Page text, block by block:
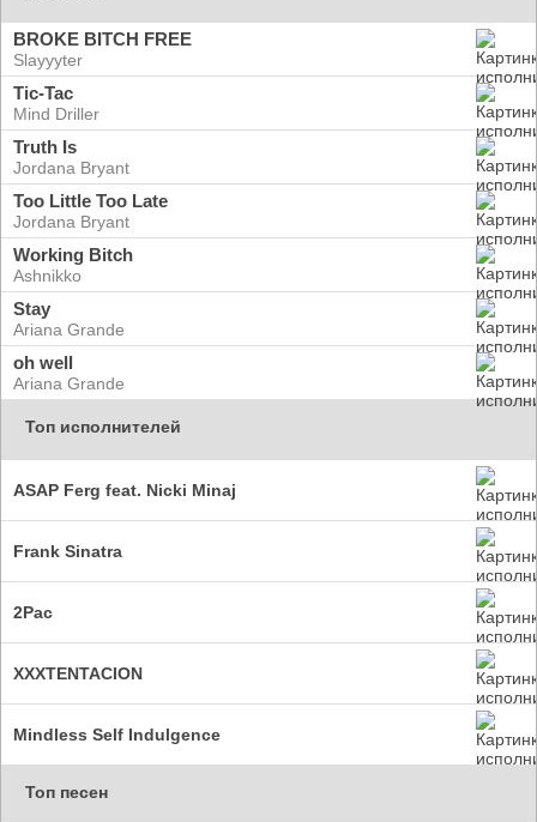
BROKE BITCH FREE
Slayyyter
Tic-Tac
Mind Driller
Truth Is
Jordana Bryant
Too Little Too Late
Jordana Bryant
Working Bitch
Ashnikko
Stay
Ariana Grande
oh well
Ariana Grande
Топ исполнителей
ASAP Ferg feat. Nicki Minaj
Frank Sinatra
2Pac
XXXTENTACION
Mindless Self Indulgence
Топ песен